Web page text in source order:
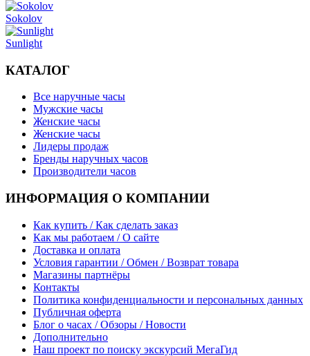
Sokolov
Sunlight
КАТАЛОГ
Все наручные часы
Мужские часы
Женские часы
Женские часы
Лидеры продаж
Бренды наручных часов
Производители часов
ИНФОРМАЦИЯ О КОМПАНИИ
Как купить / Как сделать заказ
Как мы работаем / О сайте
Доставка и оплата
Условия гарантии / Обмен / Возврат товара
Магазины партнёры
Контакты
Политика конфиденциальности и персональных данных
Публичная оферта
Блог о часах / Обзоры / Новости
Дополнительно
Наш проект по поиску экскурсий МегаГид